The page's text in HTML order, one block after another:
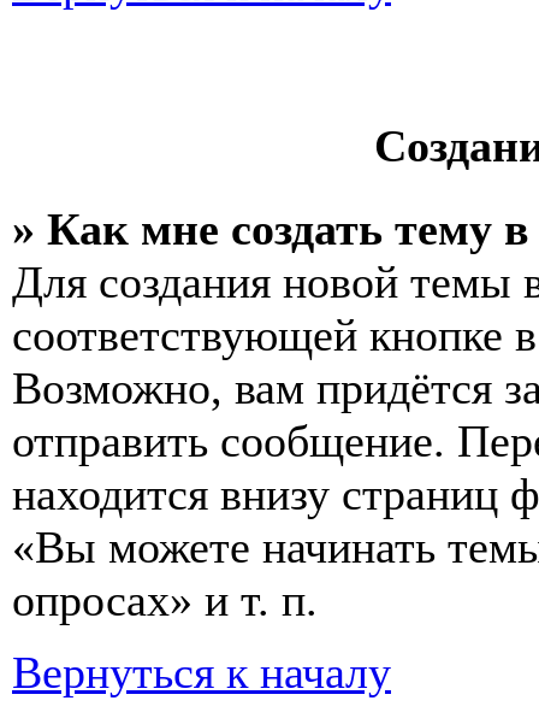
» Как мне создать тему
Для создания новой темы
соответствующей кнопке
Возможно, вам придётся
отправить сообщение.
находится внизу
«Вы можете начинать
опросах» и т. п.
Вернуться к началу